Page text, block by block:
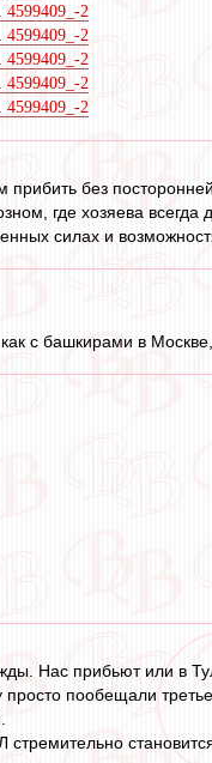
4599409_-2
4599409_-2
4599409_-2
4599409_-2
4599409_-2
без
где хозяева
силах и
с башкирами в
Нас прибьют или в
пообещали